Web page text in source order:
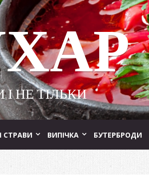
НЕ ТІЛЬКИ
СТРАВИ ВИПІЧКА БУТЕРБРОДИ